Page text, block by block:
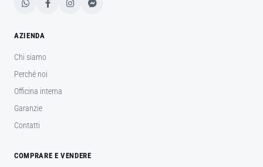
AZIENDA
Chi siamo
Perché noi
Officina interna
Garanzie
Contatti
COMPRARE E VENDERE